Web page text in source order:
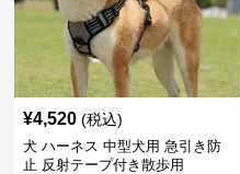
¥4,520 (税込)
犬 ハーネス 中型犬用 急引き防
止 反射テープ付き散歩用